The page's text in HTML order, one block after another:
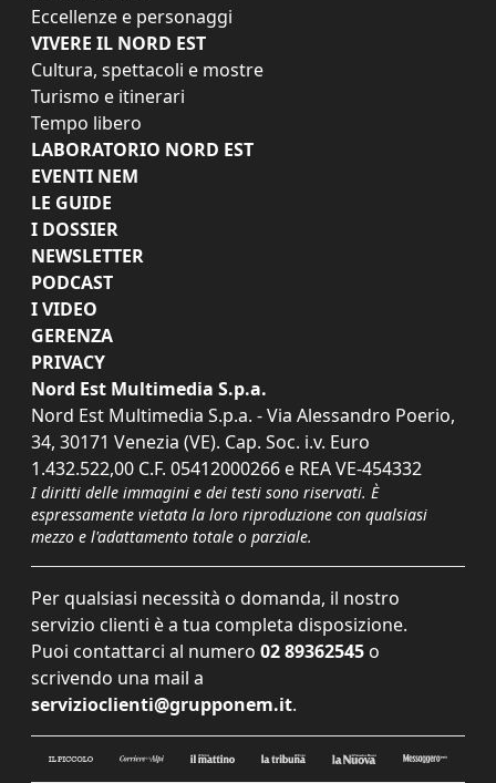
Eccellenze e personaggi
VIVERE IL NORD EST
Cultura, spettacoli e mostre
Turismo e itinerari
Tempo libero
LABORATORIO NORD EST
EVENTI NEM
LE GUIDE
I DOSSIER
NEWSLETTER
PODCAST
I VIDEO
GERENZA
PRIVACY
Nord Est Multimedia S.p.a.
Nord Est Multimedia S.p.a. - Via Alessandro Poerio,
34, 30171 Venezia (VE). Cap. Soc. i.v. Euro
1.432.522,00 C.F. 05412000266 e REA VE-454332
I diritti delle immagini e dei testi sono riservati. È
espressamente vietata la loro riproduzione con qualsiasi
mezzo e l'adattamento totale o parziale.
Per qualsiasi necessità o domanda, il nostro
servizio clienti è a tua completa disposizione.
Puoi contattarci al numero 02 89362545 o
scrivendo una mail a
servizioclienti@grupponem.it.